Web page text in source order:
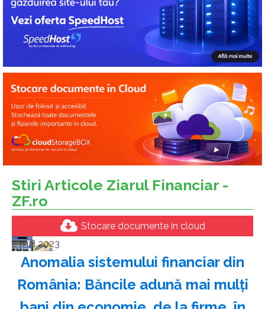
Stiri Articole Ziarul Financiar -
ZF.ro
Stocare documente in cloud
2 mai 2023
Anomalia sistemului financiar din
România: Băncile adună mai mulţi